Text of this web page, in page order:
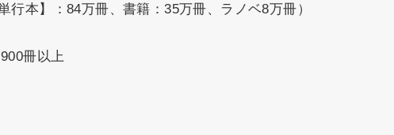
行本】：84万冊、書籍：35万冊、ラノベ8万冊）
冊以上